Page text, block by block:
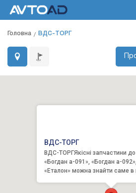
Головна ВДС-ТОРГ
ВДС-ТОРГ
ВДС-ТОРГЯкісні запчастини до
«Богдан а-091», «Богдан а-
«Еталон» можна знайти саме в